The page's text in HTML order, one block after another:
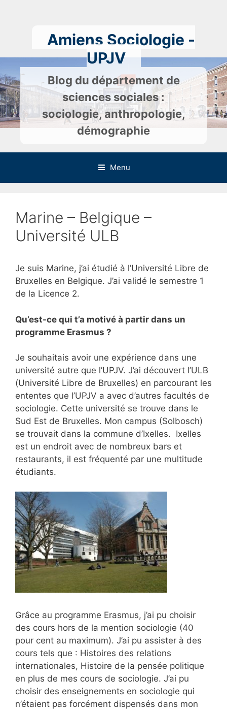
Amiens Sociologie -
UPJV
Blog du département de
sciences sociales :
sociologie, anthropologie,
démographie
Menu
Marine – Belgique –
Université ULB
Je suis Marine, j’ai étudié à l’Université Libre de
Bruxelles en Belgique. J’ai validé le semestre 1
de la Licence 2.
Qu’est-ce qui t’a motivé à partir dans un
programme Erasmus ?
Je souhaitais avoir une expérience dans une
université autre que l’UPJV. J’ai découvert l’ULB
(Université Libre de Bruxelles) en parcourant les
ententes que l’UPJV a avec d’autres facultés de
sociologie. Cette université se trouve dans le
Sud Est de Bruxelles. Mon campus (Solbosch)
se trouvait dans la commune d’Ixelles. Ixelles
est un endroit avec de nombreux bars et
restaurants, il est fréquenté par une multitude
étudiants.
Grâce au programme Erasmus, j’ai pu choisir
des cours hors de la mention sociologie (40
pour cent au maximum). J’ai pu assister à des
cours tels que : Histoires des relations
internationales, Histoire de la pensée politique
en plus de mes cours de sociologie. J’ai pu
choisir des enseignements en sociologie qui
n’étaient pas forcément dispensés dans mon